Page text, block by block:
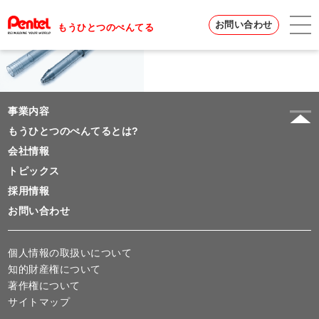
もうひとつのぺんてる お問い合わせ
事業内容
もうひとつのぺんてるとは?
会社情報
トピックス
採用情報
お問い合わせ
個人情報の取扱いについて
知的財産権について
著作権について
サイトマップ